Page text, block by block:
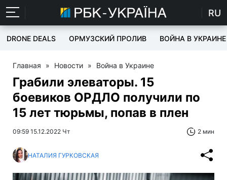
RU
DRONE DEALS ОРМУЗСКИЙ ПРОЛИВ ВОЙНА В УКРАИНЕ
Главная » Новости » Война в Украине
Грабили элеваторы. 15
боевиков ОРДЛО получили по
15 лет тюрьмы, попав в плен
09:59 15.12.2022 Чт 2 мин
НАТАЛИЯ ГУРКОВСКАЯ